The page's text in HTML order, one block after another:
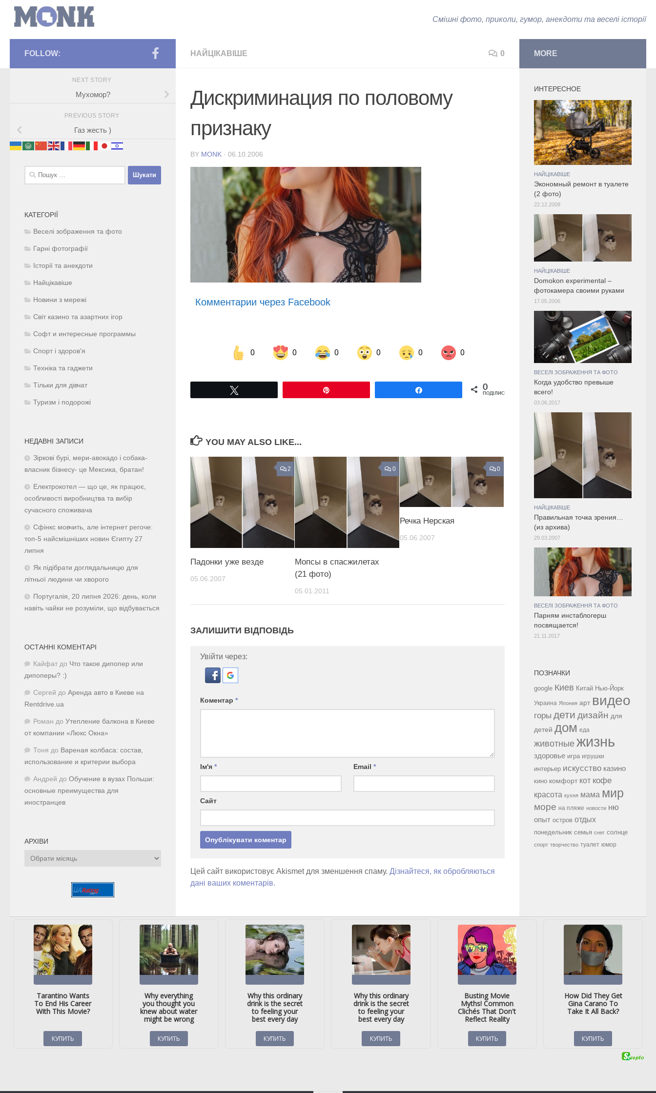
Смішні фото, приколи, гумор, анекдоти та веселі історії
НАЙЦІКАВІШЕ 0
Дискриминация по половому
признаку
BY MONK · 06.10.2006
Комментарии через Facebook
0 0 0 0 0 0
Share on Facebook Share on LinkedIn Share on Twitter 0
ПОДІЛИСЬ
YOU MAY ALSO LIKE...
2
Падонки уже везде
05.06.2007
0
Мопсы в спасжилетах
(21 фото)
05.01.2011
0
Речка Нерская
05.06.2007
ЗАЛИШИТИ ВІДПОВІДЬ
Увійти через:
Коментар *
Ім'я * Email*
Сайт
Цей сайт використовує Akismet для зменшення спаму. Дізнайтеся, як обробляються
дані ваших коментарів.
FOLLOW:
NEXT STORY
Мухомор?
PREVIOUS STORY
Газ жесть )
Пошук:
КАТЕГОРІЇ
Веселі зображення та фото
Гарні фотографії
Історії та анекдоти
Найцікавіше
Новини з мережі
Світ казино та азартних ігор
Софт и интересные программы
Спорт і здоров'я
Техніка та гаджети
Тільки для дівчат
Туризм і подорожі
НЕДАВНІ ЗАПИСИ
Зіркові бурі, мери-авокадо і собака-
власник бізнесу- це Мексика, братан!
Електрокотел — що це, як працює,
особливості виробництва та вибір
сучасного споживача
Сфінкс мовчить, але інтернет регоче:
топ-5 найсмішніших новин Єгипту 27
липня
Як підібрати доглядальницю для
літньої людини чи хворого
Португалія, 20 липня 2026: день, коли
навіть чайки не розуміли, що відбувається
ОСТАННІ КОМЕНТАРІ
Кайфат до Что такое дипопер или
дипоперы? :)
Сергей до Аренда авто в Киеве на
Rentdrive.ua
Роман до Утепление балкона в Киеве
от компании «Люкс Окна»
Тоня до Вареная колбаса: состав,
использование и критерии выбора
Андрей до Обучение в вузах Польши:
основные преимущества для
иностранцев
АРХІВИ
Архіви
MORE
ИНТЕРЕСНОЕ
НАЙЦІКАВІШЕ
Экономный ремонт в туалете
(2 фото)
22.12.2008
НАЙЦІКАВІШЕ
Domokon experimental –
фотокамера своими руками
17.05.2006
ВЕСЕЛІ ЗОБРАЖЕННЯ ТА ФОТО
Когда удобство превыше
всего!
03.06.2017
НАЙЦІКАВІШЕ
Правильная точка зрения…
(из архива)
29.03.2007
ВЕСЕЛІ ЗОБРАЖЕННЯ ТА ФОТО
Парням инстаблогерш
посвящается!
21.11.2017
ПОЗНАЧКИ
google Киев Китай Нью-Йорк
Украина Япония арт видео
горы дети дизайн для
детей дом еда
животные жизнь
здоровье игра игрушки
интерьер искусство казино
кино комфорт кот кофе
красота кухня мама мир
море на пляже новости ню
опыт остров отдых
понедельник семья снег солнце
спорт творчество туалет юмор